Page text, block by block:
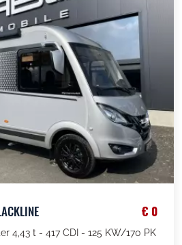
€ 0
4,43 t - 417 CDI - 125 KW/170 PK